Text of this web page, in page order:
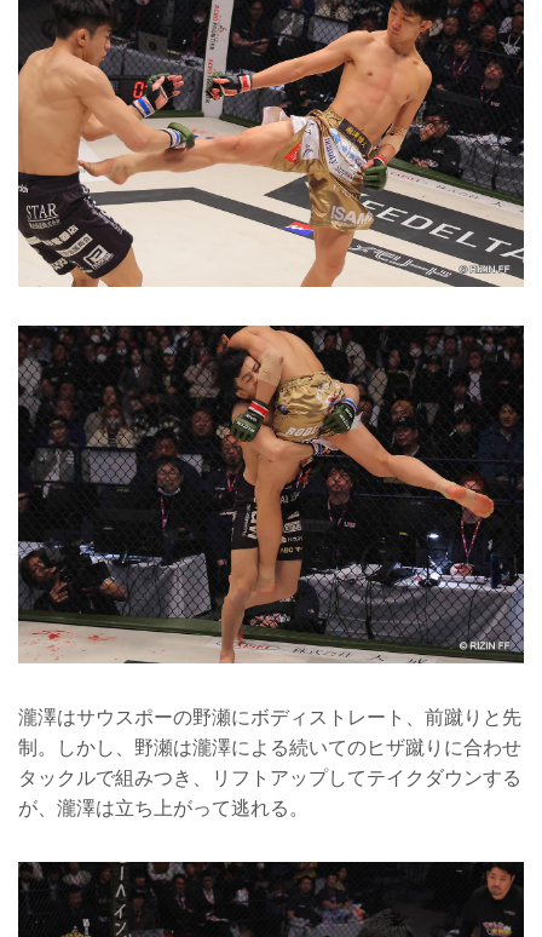
瀧澤はサウスポーの野瀬にボディストレート、前蹴りと先
制。しかし、野瀬は瀧澤による続いてのヒザ蹴りに合わせ
タックルで組みつき、リフトアップしてテイクダウンする
が、瀧澤は立ち上がって逃れる。